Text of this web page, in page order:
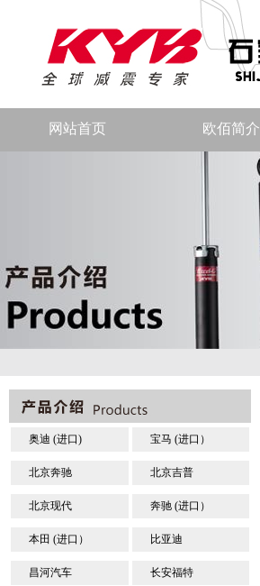
网站首页 欧佰简介
奥迪 (进口) 宝马 (进口）
北京奔驰 北京吉普
北京现代 奔驰 (进口）
本田 (进口） 比亚迪
昌河汽车 长安福特